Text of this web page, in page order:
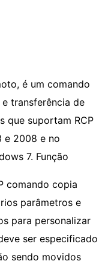
é um comando
transferência de
que suportam RCP
e 2008 e no
7. Função
comando copia
parâmetros e
para personalizar
ser especificado
sendo movidos